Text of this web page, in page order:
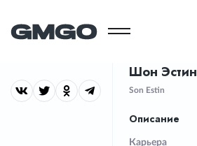
Шон Эстин
Son Estin
Описание
Карьера